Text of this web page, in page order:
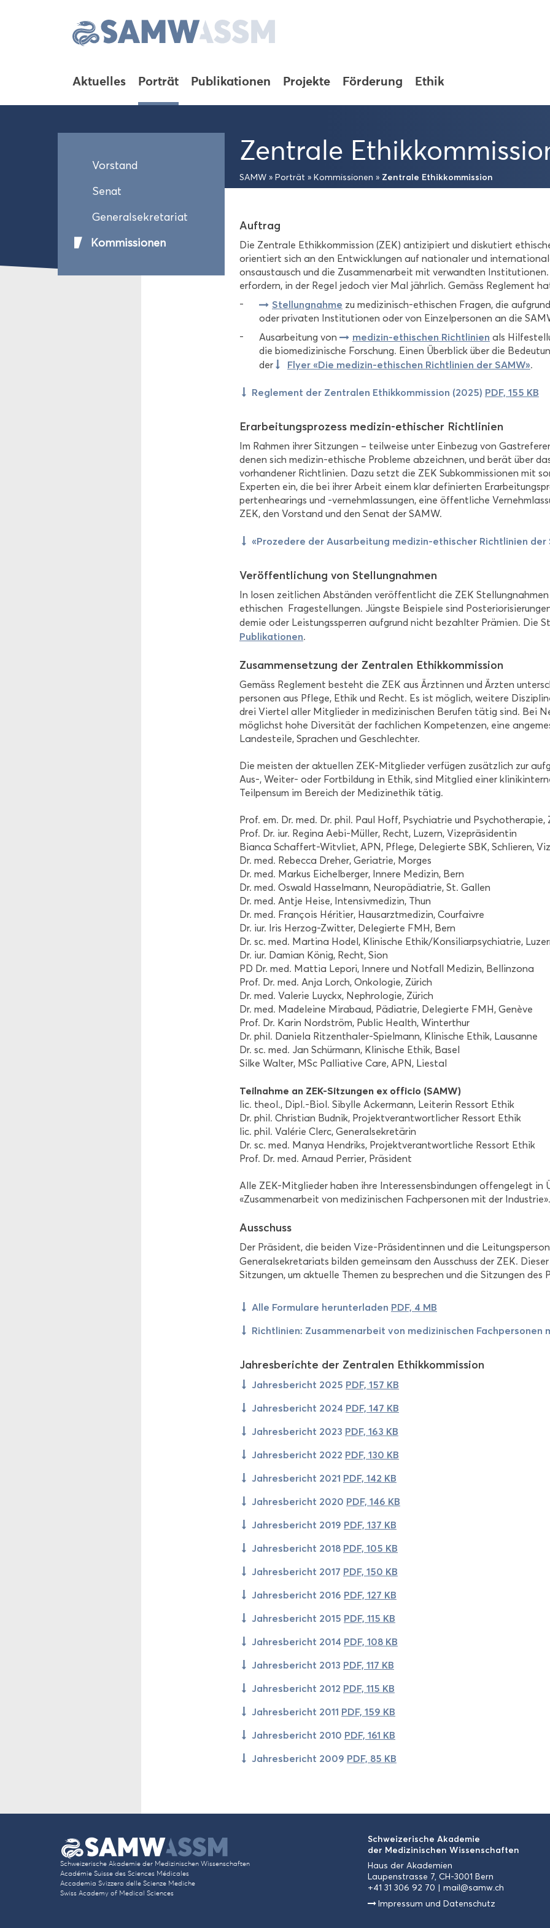
Ak­tu­el­les Por­trät
Vor­stand
Senat
Ge­ne­ral­se­kre­ta­ri­at
Kom­mis­sio­nen
Pu­bli­ka­tio­nen Pro­jek­te För­de­rung Ethik
Zen­tra­le
SAMW » Por­trät » Kom­mis­sio­nen » Zen­tra­le Ethik­kom­mis­si­on
Auf­trag
Die Zen­tra­le Ethik­kom­mis­si­on (ZEK) an­ti­zi­piert und dis­ku­tiert
ori­en­tiert sich an den Ent­wick­lun­gen auf na­tio­na­ler und
ons­aus­tausch und die Zu­sam­men­ar­beit mit ver­wand­ten
er­for­dern, in der Regel je­doch vier Mal jähr­lich. Ge­mäss Re­gle­ment
Stel­lung­nah­me zu medizinisch-​ethischen Fra­gen, die
oder pri­va­ten In­sti­tu­tio­nen oder von Ein­zel­per­so­nen an die
Aus­ar­bei­tung von
medizin-​ethischen Richt­li­ni­en als
die bio­me­di­zi­ni­sche For­schung. Einen Über­blick über die
der
Flyer «Die medizin-​ethischen Richt­li­ni­en der SAMW».
Re­gle­ment der Zen­tra­len Ethik­kom­mis­si­on (2025) PDF, 155 KB
Er­ar­bei­tungs­pro­zess medizin-​ethischer Richt­li­ni­en
Im Rah­men ihrer Sit­zun­gen – teil­wei­se unter Ein­be­zug von
denen sich medizin-​ethische Pro­ble­me ab­zeich­nen, und berät über
vor­han­de­ner Richt­li­ni­en. Dazu setzt die ZEK Sub­kom­mis­sio­nen mit
Ex­per­ten ein, die bei ihrer Ar­beit einem klar de­fi­nier­ten
per­ten­hea­rings und -​vernehmlassungen, eine öf­fent­li­che
ZEK, den Vor­stand und den Senat der SAMW.
«Pro­ze­de­re der Aus­ar­bei­tung medizin-​ethischer Richt­li­ni­en der
Ver­öf­fent­li­chung von Stel­lung­nah­men
In losen zeit­li­chen Ab­stän­den ver­öf­fent­licht die ZEK
ethischen Fra­ge­stel­lun­gen. Jüngs­te Bei­spie­le sind
de­mie oder Leis­tungs­sper­ren auf­grund nicht be­zahl­ter Prä­mi­en. Die
Pu­bli­ka­tio­nen.
Zu­sam­men­set­zung der Zen­tra­len Ethik­kom­mis­si­on
Ge­mäss Re­gle­ment be­steht die ZEK aus Ärz­tin­nen und Ärz­ten
per­so­nen aus Pfle­ge, Ethik und Recht. Es ist mög­lich, wei­te­re
drei Vier­tel aller Mit­glie­der in me­di­zi­ni­schen Be­ru­fen tätig sind. Bei
mög­lichst hohe Di­ver­si­tät der fach­li­chen Kom­pe­ten­zen, eine
Lan­des­tei­le, Spra­chen und Ge­schlech­ter.
Die meis­ten der ak­tu­el­len ZEK-​Mitglieder ver­fü­gen zu­sätz­lich zur
Aus-, Weiter-​ oder Fort­bil­dung in Ethik, sind Mit­glied einer
Teil­pen­sum im Be­reich der Me­di­zi­n­ethik tätig.
Prof. em. Dr. med. Dr. phil. Paul Hoff, Psych­ia­trie und
Prof. Dr. iur. Re­gi­na Aebi-​Müller, Recht, Lu­zern, Vi­ze­prä­si­den­tin
Bi­an­ca Schaffert-​Witvliet, APN, Pfle­ge, De­le­gier­te SBK, Schlie­ren,
Dr. med. Re­bec­ca Dre­her, Ger­ia­trie, Mor­ges
Dr. med. Mar­kus Ei­chel­ber­ger, In­ne­re Me­di­zin, Bern
Dr. med. Os­wald Has­sel­mann, Neu­ro­päd­ia­trie, St. Gal­len
Dr. med. Antje Heise, In­ten­siv­me­di­zin, Thun
Dr. med. François Héritier, Haus­arzt­me­di­zin, Cour­faiv­re
Dr. iur. Iris Herzog-​Zwitter, De­le­gier­te FMH, Bern
Dr. sc. med. Mar­ti­na Hodel, Kli­ni­sche Ethik/Kon­si­li­ar­psych­ia­trie,
Dr. iur. Da­mi­an König, Recht, Sion
PD Dr. med. Mat­tia Le­po­ri, In­ne­re und Not­fall Me­di­zin, Bel­lin­zo­na
Prof. Dr. med. Anja Lorch, On­ko­lo­gie, Zü­rich
Dr. med. Va­le­rie Luy­ckx, Ne­phrolo­gie, Zü­rich
Dr. med. Made­lei­ne Mi­ra­baud, Päd­ia­trie, De­le­gier­te FMH, Genève
Prof. Dr. Karin Nord­ström, Pu­blic Health, Win­ter­thur
Dr. phil. Da­nie­la Ritzenthaler-​Spielmann, Kli­ni­sche Ethik, Lau­sanne
Dr. sc. med. Jan Schür­mann, Kli­ni­sche Ethik, Basel
Silke Wal­ter, MSc Pal­lia­ti­ve Care, APN, Lies­tal
Teil­nah­me an ZEK-​Sitzungen ex of­fi­cio (SAMW)
lic. theol., Dipl.-Biol. Si­byl­le Acker­mann, Lei­te­rin Res­sort Ethik
Dr. phil. Chris­ti­an Bud­nik, Pro­jekt­ver­ant­wort­li­cher Res­sort Ethik
lic. phil. Valérie Clerc, Ge­ne­ral­se­kre­tä­rin
Dr. sc. med. Manya Hen­driks, Pro­jekt­ver­ant­wort­li­che Res­sort Ethik
Prof. Dr. med. Ar­n­aud Per­ri­er, Prä­si­dent
Alle ZEK-​Mitglieder haben ihre In­ter­es­sens­bin­dun­gen of­fen­ge­legt in
«Zu­sam­men­ar­beit von me­di­zi­ni­schen Fach­per­so­nen mit der In­dus­trie».
Aus­schuss
Der Prä­si­dent, die bei­den Vize-​Präsidentinnen und die
Generalsekretariats bil­den ge­mein­sam den Aus­schuss der ZEK.
Sitzungen, um ak­tu­el­le The­men zu be­spre­chen und die Sit­zun­gen des
Alle For­mu­la­re her­un­ter­la­den PDF, 4 MB
Richt­li­ni­en: Zu­sam­men­ar­beit von me­di­zi­ni­schen Fach­per­so­nen
Jah­res­be­rich­te der Zen­tra­len Ethik­kom­mis­si­on
Jah­res­be­richt 2025 PDF, 157 KB
Jah­res­be­richt 2024 PDF, 147 KB
Jah­res­be­richt 2023 PDF, 163 KB
Jah­res­be­richt 2022 PDF, 130 KB
Jah­res­be­richt 2021 PDF, 142 KB
Jah­res­be­richt 2020 PDF, 146 KB
Jah­res­be­richt 2019 PDF, 137 KB
Jah­res­be­richt 2018 PDF, 105 KB
Jah­res­be­richt 2017 PDF, 150 KB
Jah­res­be­richt 2016 PDF, 127 KB
Jah­res­be­richt 2015 PDF, 115 KB
Jah­res­be­richt 2014 PDF, 108 KB
Jah­res­be­richt 2013 PDF, 117 KB
Jah­res­be­richt 2012 PDF, 115 KB
Jah­res­be­richt 2011 PDF, 159 KB
Jah­res­be­richt 2010 PDF, 161 KB
Jah­res­be­richt 2009 PDF, 85 KB
Schwei­ze­ri­sche Aka­de­mie der Me­di­zi­ni­schen Wis­sen­schaf­ten
Académie Suis­se des Sci­en­ces Médicales
Ac­ca­de­mia Svi­zze­ra delle Sci­en­ze Me­di­che
Swiss Aca­de­my of Me­di­cal Sci­en­ces
Schwei­ze­ri­sche Aka­de­mie
der Me­di­zi­ni­schen Wis­sen­schaf­ten
Haus der Aka­de­mien
Lau­pen­stras­se 7, CH-3001 Bern
+41 31 306 92 70
mail@samw.ch
Im­pres­sum und Da­ten­schutz